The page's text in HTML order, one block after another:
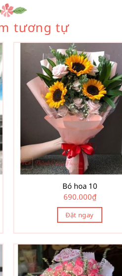
tương tự
Bó hoa 10
690.000₫
Đặt ngay